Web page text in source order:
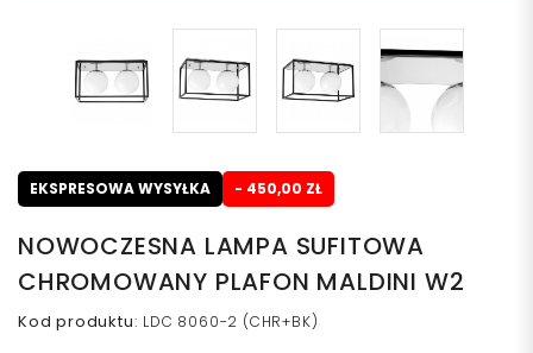
EKSPRESOWA WYSYŁKA - 450,00 ZŁ
NOWOCZESNA LAMPA SUFITOWA
CHROMOWANY PLAFON MALDINI W2
Kod produktu: LDC 8060-2 (CHR+BK)